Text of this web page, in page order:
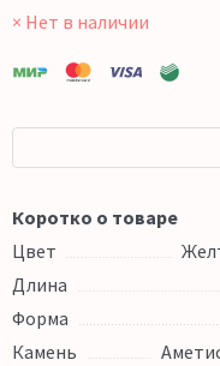
× Нет в наличии
Коротко о товаре
Цвет
Длина
Форма
Камень